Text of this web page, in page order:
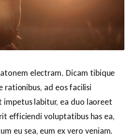
electram. Dicam tibique
rationibus, ad eos facilisi
impetus labitur, ea duo laoreet
efficiendi voluptatibus has ea,
eu sea, eum ex vero veniam.